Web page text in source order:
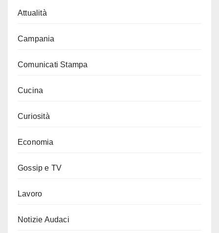
Attualità
Campania
Comunicati Stampa
Cucina
Curiosità
Economia
Gossip e TV
Lavoro
Notizie Audaci